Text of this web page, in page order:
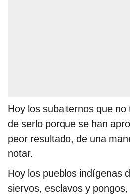
Hoy los subalternos que
de serlo porque se han
peor resultado, de una
notar.
Hoy los pueblos indígenas
siervos, esclavos y